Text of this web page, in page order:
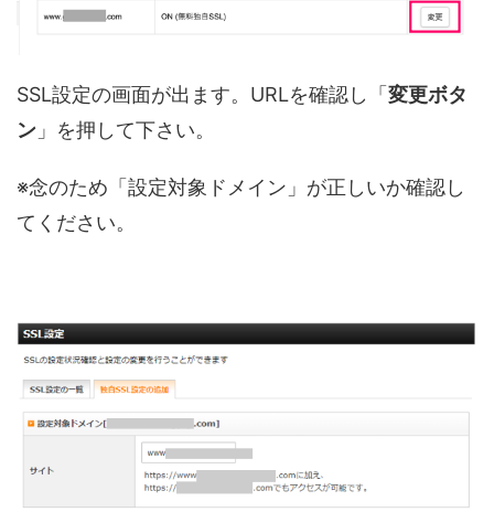
SSL設定の画面が出ます。URLを確認し「 変更ボタ
ン 」を押して下さい。
※念のため「設定対象ドメイン」が正しいか確認し
てください。